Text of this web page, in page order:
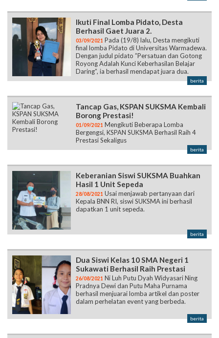
Ikuti Final Lomba Pidato, Desta
Berhasil Gaet Juara 2.
03/09/2021 Pada (19/8) lalu, Desta mengikuti
final lomba Pidato di Universitas Warmadewa.
Dengan judul pidato ”Persatuan dan Gotong
Royong Adalah Kunci Keberhasilan Belajar
Daring”, ia berhasil mendapat juara dua.
berita
Tancap Gas, KSPAN SUKSMA Kembali
Borong Prestasi!
01/09/2021 Mengikuti Beberapa Lomba
Bergengsi, KSPAN SUKSMA Berhasil Raih 4
Prestasi Sekaligus
berita
Keberanian Siswi SUKSMA Buahkan
Hasil 1 Unit Sepeda
28/08/2021 Usai menjawab pertanyaan dari
Kepala BNN RI, siswi SUKSMA ini berhasil
dapatkan 1 unit sepeda.
berita
Dua Siswi Kelas 10 SMA Negeri 1
Sukawati Berhasil Raih Prestasi
26/08/2021 Ni Luh Putu Dyah Widyasari Ning
Pradnya Dewi dan Putu Maha Purnama
berhasil menjuarai lomba artikel dan poster
dalam perhelatan event yang berbeda.
berita